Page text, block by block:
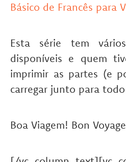
Básico de Francês para
Esta série tem
disponíveis e quem
imprimir as partes (e
carregar junto para
Boa Viagem! Bon